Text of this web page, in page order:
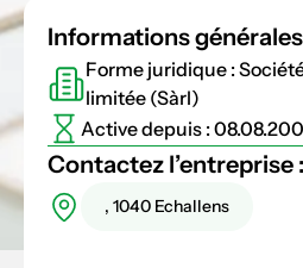
Informations
Forme juridique :
limitée (Sàrl)
Active depuis :
Contactez l’entreprise :
, 1040 Echallens